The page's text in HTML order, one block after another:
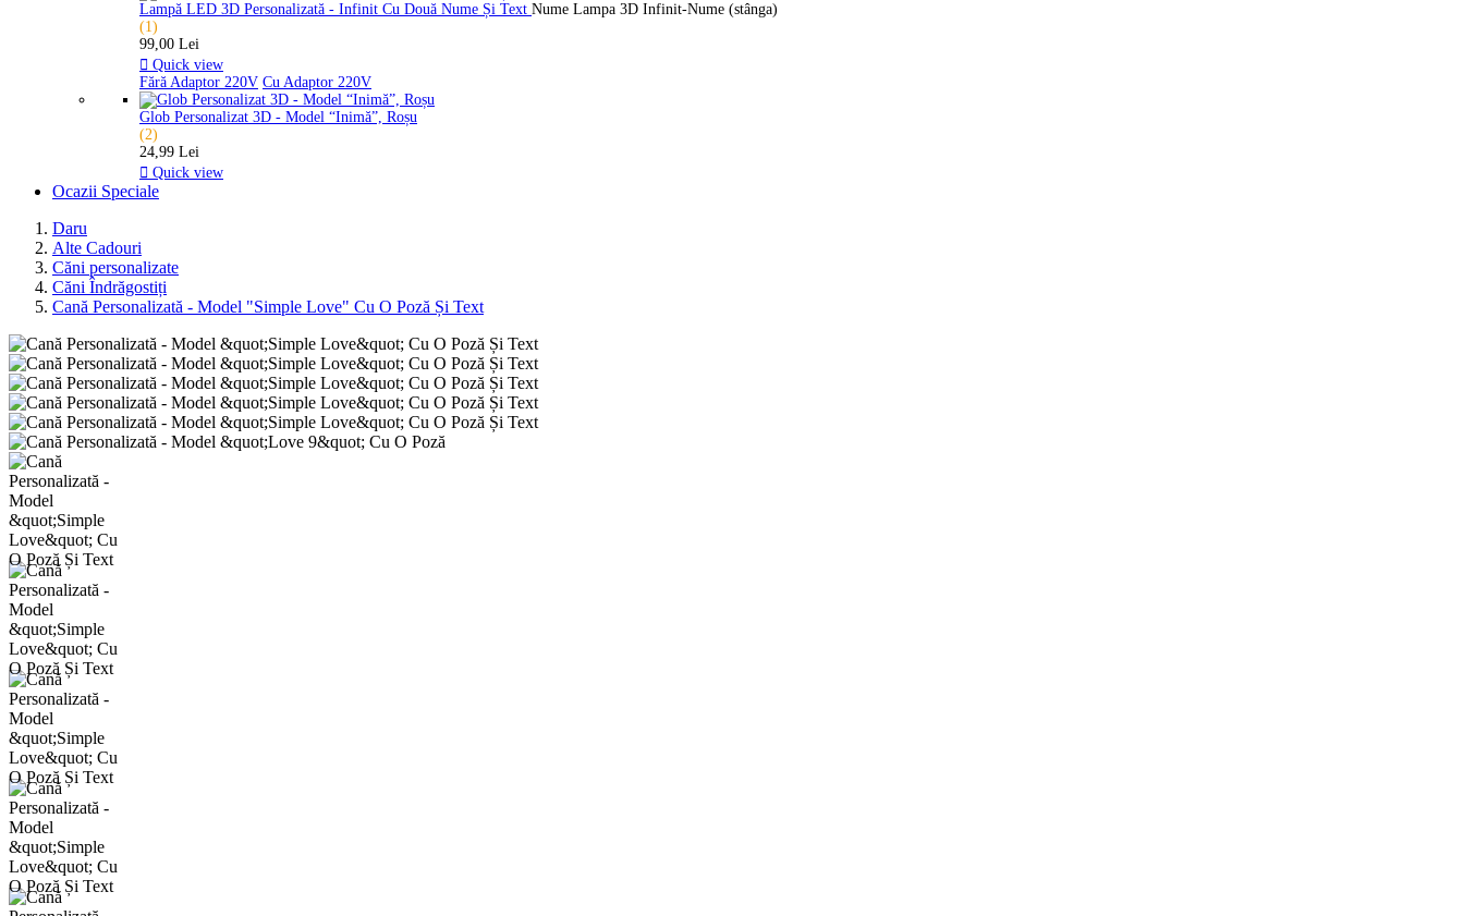
Lampă LED 3D Personalizată - Infinit Cu Două Nume Și Text Nume Lampa 3D Infinit-Nume (stânga)
(1)
99,00 Lei
 Quick view
Fără Adaptor 220V Cu Adaptor 220V
Glob Personalizat 3D - Model “Inimă”, Roșu
(2)
24,99 Lei
 Quick view
Ocazii Speciale
Daru
Alte Cadouri
Căni personalizate
Căni Îndrăgostiți
Cană Personalizată - Model "Simple Love" Cu O Poză Și Text